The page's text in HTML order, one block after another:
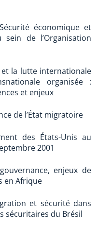
économique et
sein de l’Organisation
et la lutte internationale
organisée :
et enjeux
de l’État migratoire
des États-Unis au
2001
enjeux de
en Afrique
et sécurité dans
sécuritaires du Brésil